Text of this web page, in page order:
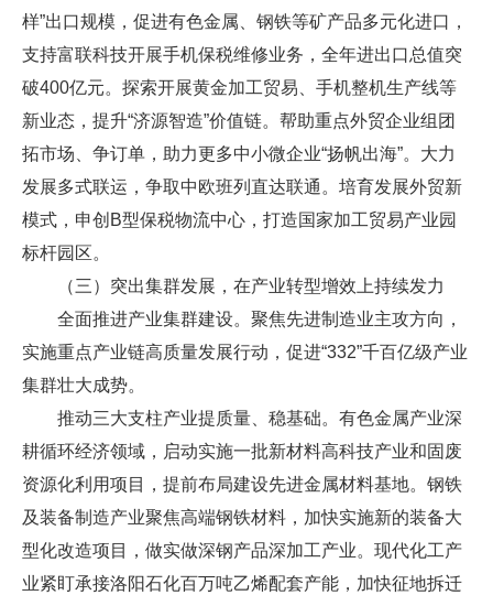
样”出口规模，促进有色金属、钢铁等矿产品多元化进口，
支持富联科技开展手机保税维修业务，全年进出口总值突
破400亿元。探索开展黄金加工贸易、手机整机生产线等
新业态，提升“济源智造”价值链。帮助重点外贸企业组团
拓市场、争订单，助力更多中小微企业“扬帆出海”。大力
发展多式联运，争取中欧班列直达联通。培育发展外贸新
模式，申创B型保税物流中心，打造国家加工贸易产业园
标杆园区。
（三）突出集群发展，在产业转型增效上持续发力
全面推进产业集群建设。聚焦先进制造业主攻方向，
实施重点产业链高质量发展行动，促进“332”千百亿级产业
集群壮大成势。
推动三大支柱产业提质量、稳基础。有色金属产业深
耕循环经济领域，启动实施一批新材料高科技产业和固废
资源化利用项目，提前布局建设先进金属材料基地。钢铁
及装备制造产业聚焦高端钢铁材料，加快实施新的装备大
型化改造项目，做实做深钢产品深加工产业。现代化工产
业紧盯承接洛阳石化百万吨乙烯配套产能，加快征地拆迁